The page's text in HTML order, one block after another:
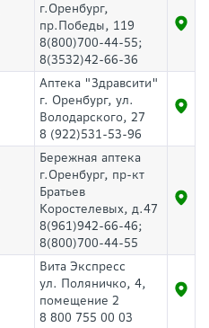
г.Оренбург,
пр.Победы, 119
8(800)700-44-55;
8(3532)42-66-36
Аптека "Здравсити"
г. Оренбург, ул.
Володарского, 27
8 (922)531-53-96
Бережная аптека
г.Оренбург, пр-кт
Братьев
Коростелевых, д.47
8(961)942-66-46;
8(800)700-44-55
Вита Экспресс
ул. Поляничко, 4,
помещение 2
8 800 755 00 03